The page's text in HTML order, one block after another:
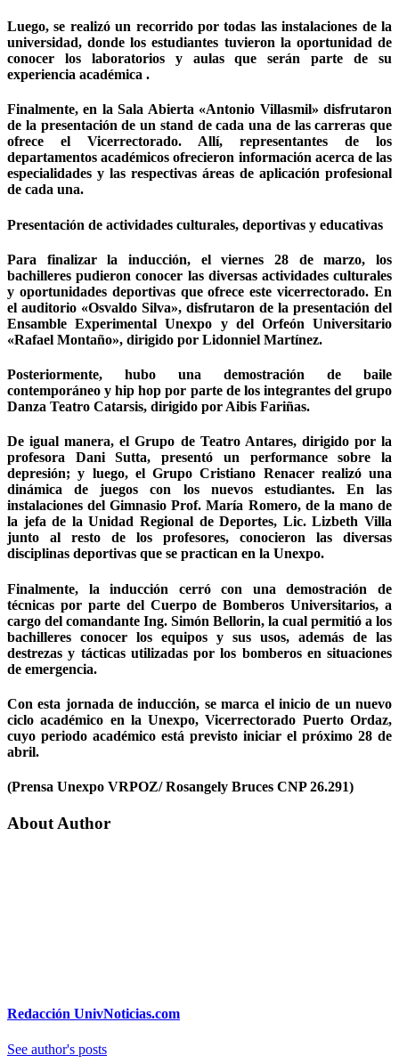
Luego, se realizó un recorrido por todas las instalaciones de la
universidad, donde los estudiantes tuvieron la oportunidad de
conocer los laboratorios y aulas que serán parte de su
experiencia académica .
Finalmente, en la Sala Abierta «Antonio Villasmil» disfrutaron
de la presentación de un stand de cada una de las carreras que
ofrece el Vicerrectorado. Allí, representantes de los
departamentos académicos ofrecieron información acerca de las
especialidades y las respectivas áreas de aplicación profesional
de cada una.
Presentación de actividades culturales, deportivas y educativas
Para finalizar la inducción, el viernes 28 de marzo, los
bachilleres pudieron conocer las diversas actividades culturales
y oportunidades deportivas que ofrece este vicerrectorado. En
el auditorio «Osvaldo Silva», disfrutaron de la presentación del
Ensamble Experimental Unexpo y del Orfeón Universitario
«Rafael Montaño», dirigido por Lidonniel Martínez.
Posteriormente, hubo una demostración de baile
contemporáneo y hip hop por parte de los integrantes del grupo
Danza Teatro Catarsis, dirigido por Aibis Fariñas.
De igual manera, el Grupo de Teatro Antares, dirigido por la
profesora Dani Sutta, presentó un performance sobre la
depresión; y luego, el Grupo Cristiano Renacer realizó una
dinámica de juegos con los nuevos estudiantes. En las
instalaciones del Gimnasio Prof. María Romero, de la mano de
la jefa de la Unidad Regional de Deportes, Lic. Lizbeth Villa
junto al resto de los profesores, conocieron las diversas
disciplinas deportivas que se practican en la Unexpo.
Finalmente, la inducción cerró con una demostración de
técnicas por parte del Cuerpo de Bomberos Universitarios, a
cargo del comandante Ing. Simón Bellorin, la cual permitió a los
bachilleres conocer los equipos y sus usos, además de las
destrezas y tácticas utilizadas por los bomberos en situaciones
de emergencia.
Con esta jornada de inducción, se marca el inicio de un nuevo
ciclo académico en la Unexpo, Vicerrectorado Puerto Ordaz,
cuyo periodo académico está previsto iniciar el próximo 28 de
abril.
(Prensa Unexpo VRPOZ/ Rosangely Bruces CNP 26.291)
About Author
Redacción UnivNoticias.com
See author's posts